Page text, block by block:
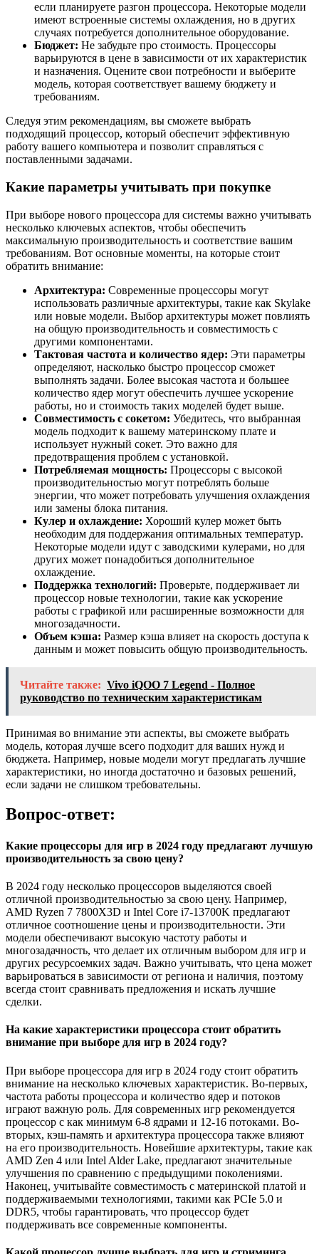
если планируете разгон процессора. Некоторые модели
имеют встроенные системы охлаждения, но в других
случаях потребуется дополнительное оборудование.
Бюджет: Не забудьте про стоимость. Процессоры
варьируются в цене в зависимости от их характеристик
и назначения. Оцените свои потребности и выберите
модель, которая соответствует вашему бюджету и
требованиям.
Следуя этим рекомендациям, вы сможете выбрать
подходящий процессор, который обеспечит эффективную
работу вашего компьютера и позволит справляться с
поставленными задачами.
Какие параметры учитывать при покупке
При выборе нового процессора для системы важно учитывать
несколько ключевых аспектов, чтобы обеспечить
максимальную производительность и соответствие вашим
требованиям. Вот основные моменты, на которые стоит
обратить внимание:
Архитектура: Современные процессоры могут
использовать различные архитектуры, такие как Skylake
или новые модели. Выбор архитектуры может повлиять
на общую производительность и совместимость с
другими компонентами.
Тактовая частота и количество ядер: Эти параметры
определяют, насколько быстро процессор сможет
выполнять задачи. Более высокая частота и большее
количество ядер могут обеспечить лучшее ускорение
работы, но и стоимость таких моделей будет выше.
Совместимость с сокетом: Убедитесь, что выбранная
модель подходит к вашему материнскому плате и
использует нужный сокет. Это важно для
предотвращения проблем с установкой.
Потребляемая мощность: Процессоры с высокой
производительностью могут потреблять больше
энергии, что может потребовать улучшения охлаждения
или замены блока питания.
Кулер и охлаждение: Хороший кулер может быть
необходим для поддержания оптимальных температур.
Некоторые модели идут с заводскими кулерами, но для
других может понадобиться дополнительное
охлаждение.
Поддержка технологий: Проверьте, поддерживает ли
процессор новые технологии, такие как ускорение
работы с графикой или расширенные возможности для
многозадачности.
Объем кэша: Размер кэша влияет на скорость доступа к
данным и может повысить общую производительность.
Читайте также: Vivo iQOO 7 Legend - Полное
руководство по техническим характеристикам
Принимая во внимание эти аспекты, вы сможете выбрать
модель, которая лучше всего подходит для ваших нужд и
бюджета. Например, новые модели могут предлагать лучшие
характеристики, но иногда достаточно и базовых решений,
если задачи не слишком требовательны.
Вопрос-ответ:
Какие процессоры для игр в 2024 году предлагают лучшую
производительность за свою цену?
В 2024 году несколько процессоров выделяются своей
отличной производительностью за свою цену. Например,
AMD Ryzen 7 7800X3D и Intel Core i7-13700K предлагают
отличное соотношение цены и производительности. Эти
модели обеспечивают высокую частоту работы и
многозадачность, что делает их отличным выбором для игр и
других ресурсоемких задач. Важно учитывать, что цена может
варьироваться в зависимости от региона и наличия, поэтому
всегда стоит сравнивать предложения и искать лучшие
сделки.
На какие характеристики процессора стоит обратить
внимание при выборе для игр в 2024 году?
При выборе процессора для игр в 2024 году стоит обратить
внимание на несколько ключевых характеристик. Во-первых,
частота работы процессора и количество ядер и потоков
играют важную роль. Для современных игр рекомендуется
процессор с как минимум 6-8 ядрами и 12-16 потоками. Во-
вторых, кэш-память и архитектура процессора также влияют
на его производительность. Новейшие архитектуры, такие как
AMD Zen 4 или Intel Alder Lake, предлагают значительные
улучшения по сравнению с предыдущими поколениями.
Наконец, учитывайте совместимость с материнской платой и
поддерживаемыми технологиями, такими как PCIe 5.0 и
DDR5, чтобы гарантировать, что процессор будет
поддерживать все современные компоненты.